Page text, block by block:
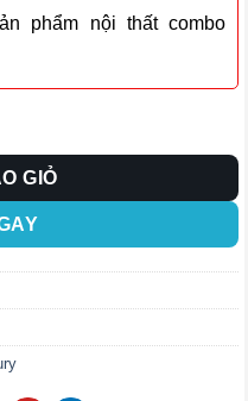
phẩm nội thất combo
GIỎ